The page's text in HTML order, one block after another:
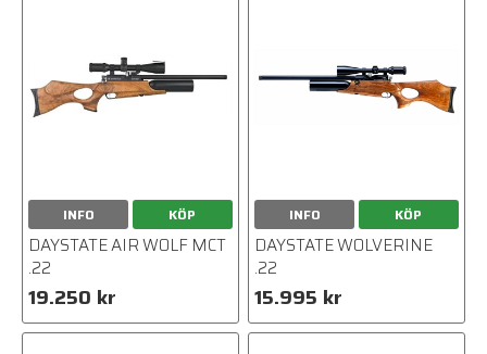
INFO KÖP
DAYSTATE AIR WOLF MCT
.22
19.250 kr
INFO KÖP
DAYSTATE WOLVERINE
.22
15.995 kr